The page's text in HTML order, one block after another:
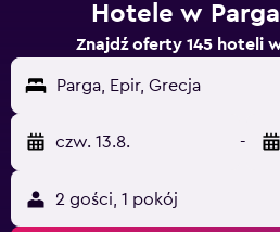
Hotele w
Znajdź oferty 145 hoteli
Parga, Epir, Grecja
czw. 13.8. -
2 gości, 1 pokój